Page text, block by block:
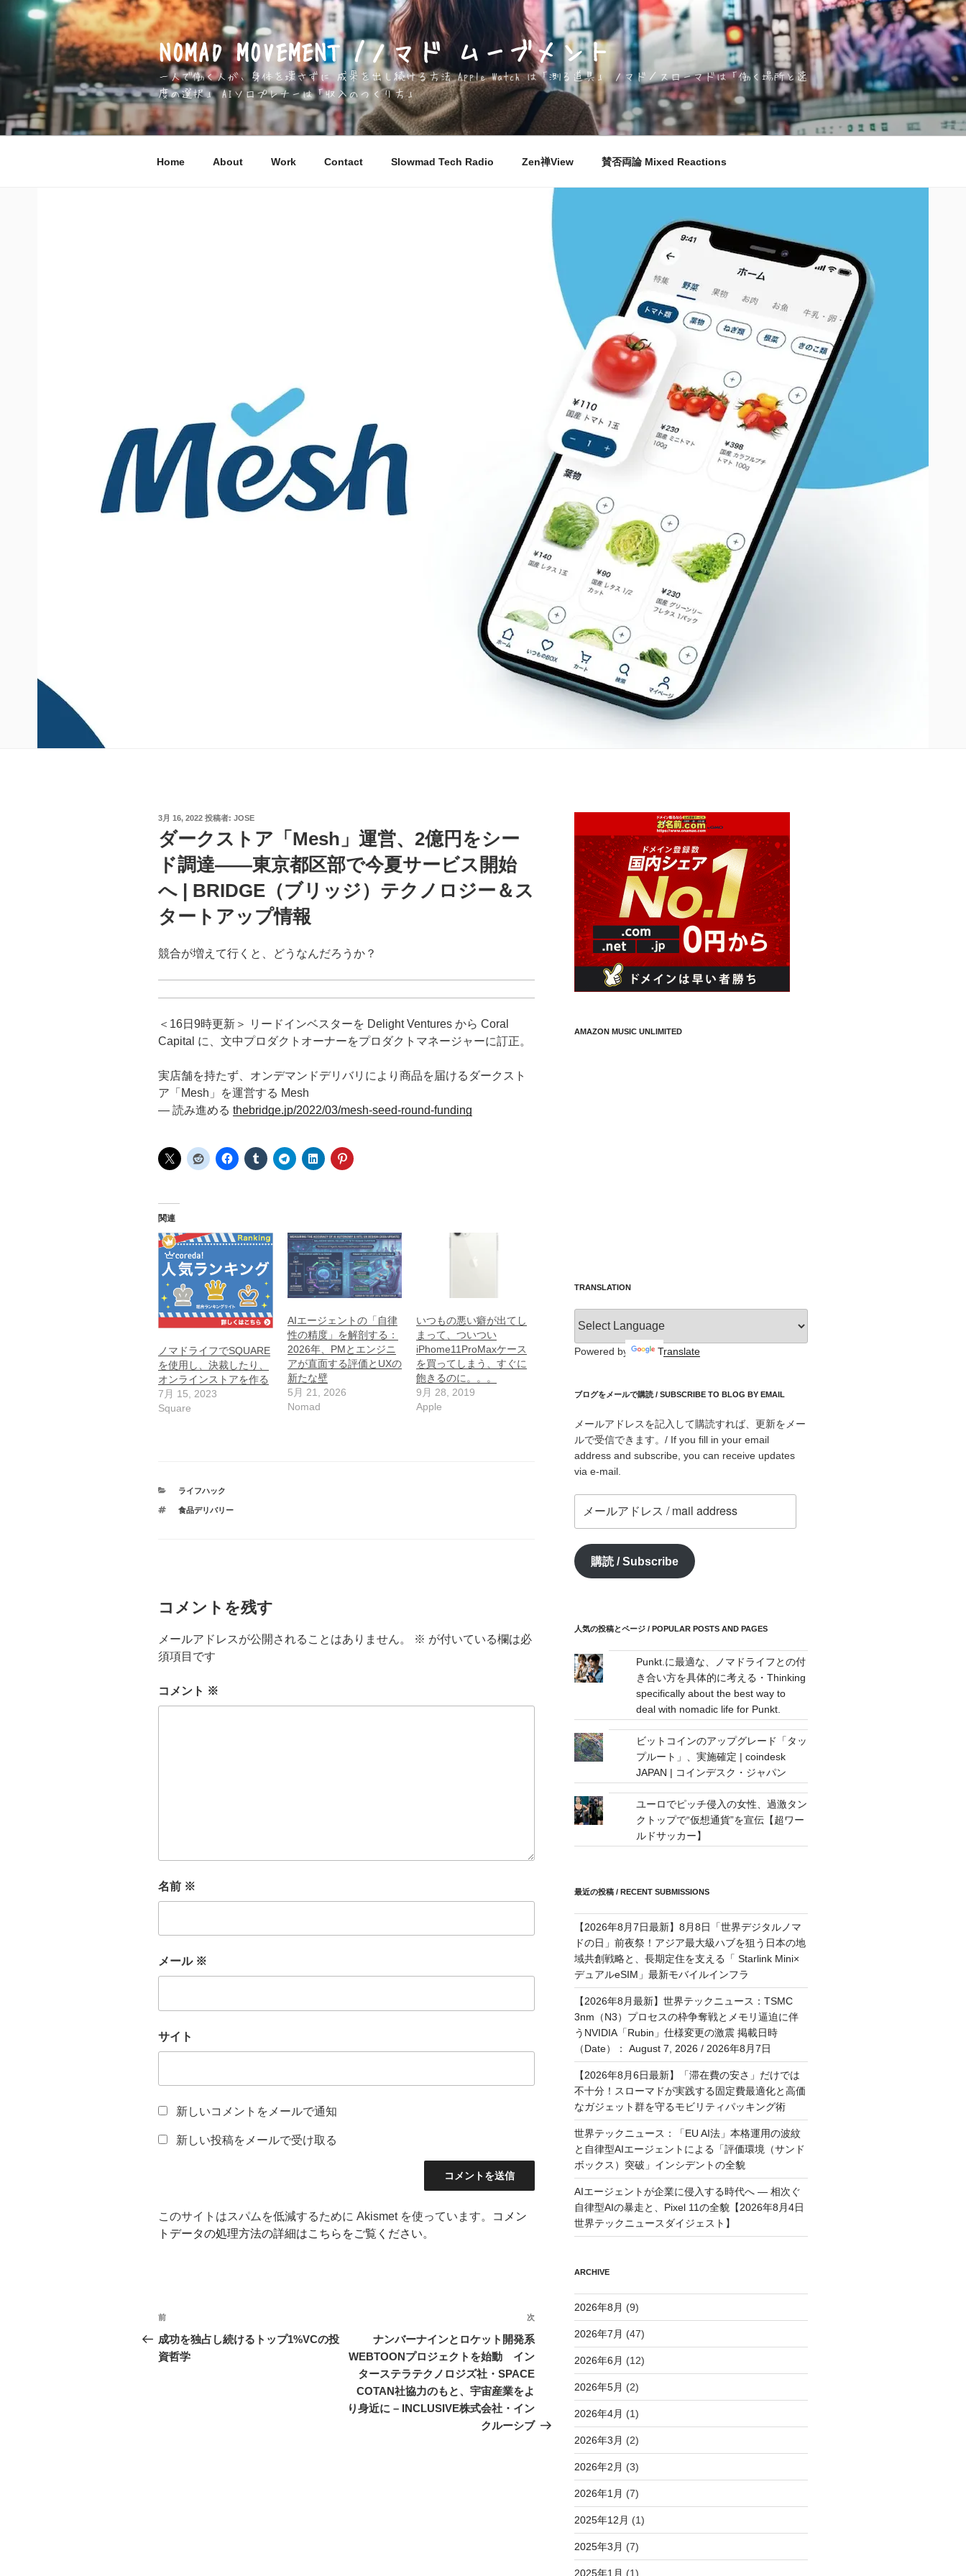
キ
NOMAD MOVEMENT /ノマド ムーブメント
一人で働く人が、身体を壊さずに 成果を出し続ける方法 Apple Watch は「測る道具」 ノマド／スローマドは「働く場所と速
度の選択」 AIソロプレナーは「収入のつくり方」
Home About Work Contact Slowmad Tech Radio Zen禅View 賛否両論 Mixed Reactions
投
日:
3月 16, 2022 投稿者: JOSE
ダークストア「Mesh」運営、2億円をシー
ド調達——東京都区部で今夏サービス開始
へ | BRIDGE（ブリッジ）テクノロジー＆ス
タートアップ情報
競合が増えて行くと、どうなんだろうか？
＜16日9時更新＞ リードインベスターを Delight Ventures から Coral
Capital に、文中プロダクトオーナーをプロダクトマネージャーに訂正。
実店舗を持たず、オンデマンドデリバリにより商品を届けるダークスト
ア「Mesh」を運営する Mesh
— 読み進める thebridge.jp/2022/03/mesh-seed-round-funding
関連
ノマドライフでSQUARE
を使用し、決裁したり、
オンラインストアを作る
7月 15, 2023
Square
AIエージェントの「自律
性の精度」を解剖する：
2026年、PMとエンジニ
アが直面する評価とUXの
新たな壁
5月 21, 2026
Nomad
いつもの悪い癖が出てし
まって、ついつい
iPhome11ProMaxケース
を買ってしまう、すぐに
飽きるのに。。。
9月 28, 2019
Apple
カ
ゴ
ライフハック
タ
食品デリバリー
コメントを残す
メールアドレスが公開されることはありません。 ※ が付いている欄は必
須項目です
コメント ※
名前 ※
メール ※
サイト
新しいコメントをメールで通知
新しい投稿をメールで受け取る
このサイトはスパムを低減するために Akismet を使っています。
コメン
トデータの処理方法の詳細はこちらをご覧ください。
投
稿
ナ
前
の
投
前
成功を独占し続けるトップ1%VCの投
資哲学
次
投
稿
次
ナンバーナインとロケット開発系
WEBTOONプロジェクトを始動 イン
ターステラテクノロジズ社・SPACE
COTAN社協力のもと、宇宙産業をよ
り身近に – INCLUSIVE株式会社・イン
クルーシブ
AMAZON MUSIC UNLIMITED
TRANSLATION
Powered by Translate
ブログをメールで購読 / SUBSCRIBE TO BLOG BY EMAIL
メールアドレスを記入して購読すれば、更新をメー
ルで受信できます。/ If you fill in your email
address and subscribe, you can receive updates
via e-mail.
ア
ド
mail
購読 / Subscribe
人気の投稿とページ / POPULAR POSTS AND PAGES
Punkt.に最適な、ノマドライフとの付
き合い方を具体的に考える・Thinking
specifically about the best way to
deal with nomadic life for Punkt.
ビットコインのアップグレード「タッ
プルート」、実施確定 | coindesk
JAPAN | コインデスク・ジャパン
ユーロでピッチ侵入の女性、過激タン
クトップで“仮想通貨”を宣伝【超ワー
ルドサッカー】
最近の投稿 / RECENT SUBMISSIONS
【2026年8月7日最新】8月8日「世界デジタルノマ
ドの日」前夜祭！アジア最大級ハブを狙う日本の地
域共創戦略と、長期定住を支える「 Starlink Mini×
デュアルeSIM」最新モバイルインフラ
【2026年8月最新】世界テックニュース：TSMC
3nm（N3）プロセスの枠争奪戦とメモリ逼迫に伴
うNVIDIA「Rubin」仕様変更の激震 掲載日時
（Date）： August 7, 2026 / 2026年8月7日
【2026年8月6日最新】「滞在費の安さ」だけでは
不十分！スローマドが実践する固定費最適化と高価
なガジェット群を守るモビリティパッキング術
世界テックニュース：「EU AI法」本格運用の波紋
と自律型AIエージェントによる「評価環境（サンド
ボックス）突破」インシデントの全貌
AIエージェントが企業に侵入する時代へ — 相次ぐ
自律型AIの暴走と、Pixel 11の全貌【2026年8月4日
世界テックニュースダイジェスト】
ARCHIVE
2026年8月 (9)
2026年7月 (47)
2026年6月 (12)
2026年5月 (2)
2026年4月 (1)
2026年3月 (2)
2026年2月 (3)
2026年1月 (7)
2025年12月 (1)
2025年3月 (7)
2025年1月 (1)